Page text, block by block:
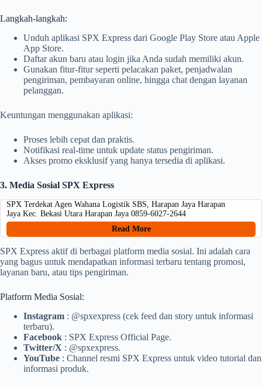
Langkah-langkah:
Unduh aplikasi SPX Express dari Google Play Store atau Apple
App Store.
Daftar akun baru atau login jika Anda sudah memiliki akun.
Gunakan fitur-fitur seperti pelacakan paket, penjadwalan
pengiriman, pembayaran online, hingga chat dengan layanan
pelanggan.
Keuntungan menggunakan aplikasi:
Proses lebih cepat dan praktis.
Notifikasi real-time untuk update status pengiriman.
Akses promo eksklusif yang hanya tersedia di aplikasi.
3. Media Sosial SPX Express
SPX Terdekat Agen Wahana Logistik SBS, Harapan Jaya Harapan
Jaya Kec. Bekasi Utara Harapan Jaya 0859-6027-2644
Read More
SPX Express aktif di berbagai platform media sosial. Ini adalah cara
yang bagus untuk mendapatkan informasi terbaru tentang promosi,
layanan baru, atau tips pengiriman.
Platform Media Sosial:
Instagram : @spxexpress (cek feed dan story untuk informasi
terbaru).
Facebook : SPX Express Official Page.
Twitter/X : @spxexpress.
YouTube : Channel resmi SPX Express untuk video tutorial dan
informasi produk.